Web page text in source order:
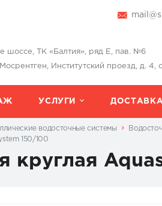
шоссе, ТК «Балтия», ряд Е, пав. №6
Институтский проезд, д. 4,
УСЛУГИ
водосточные системы
150/100
круглая